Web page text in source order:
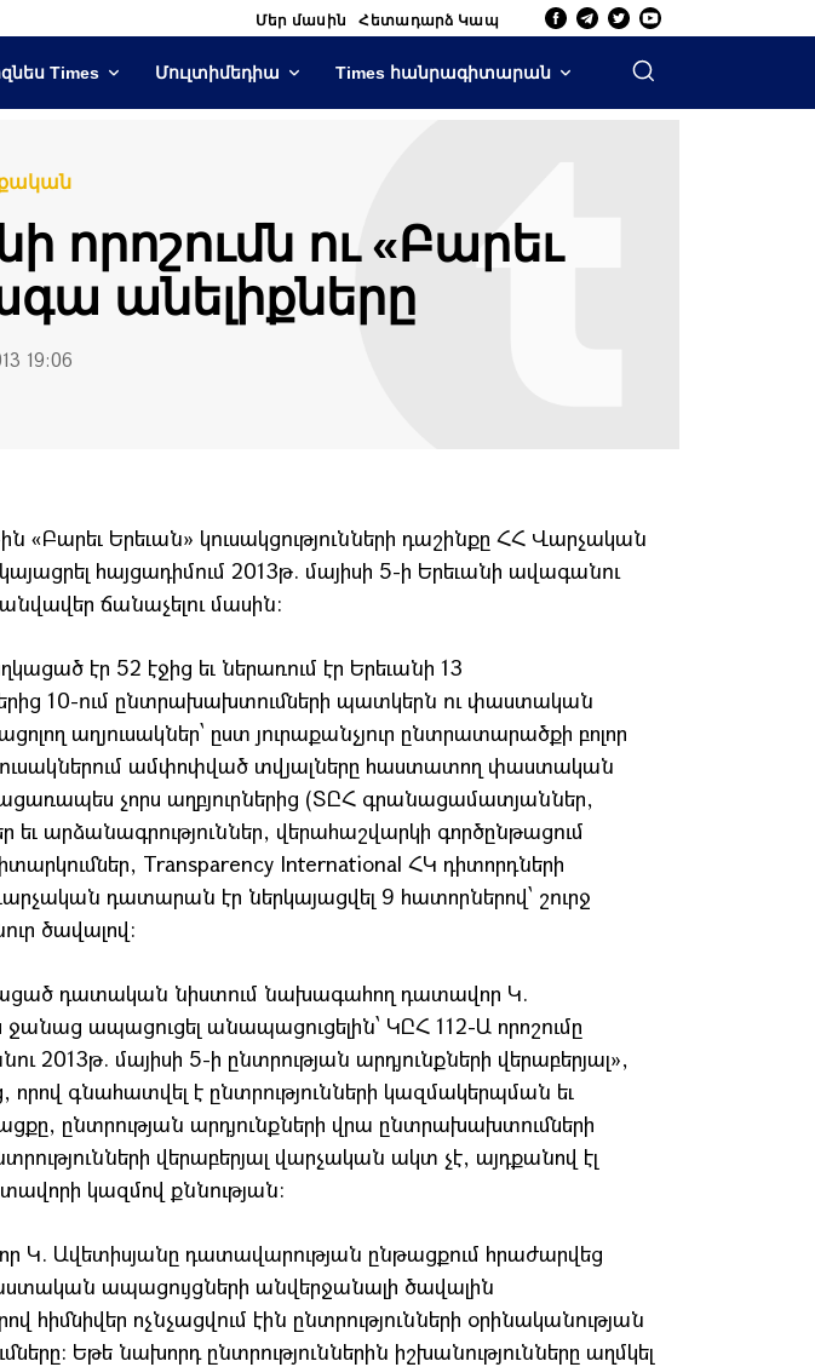
Մեր մասին Հետադարձ Կապ
Times Մուլտիմեդիա Times հանրագիտարան
ու «Բարեւ
անելիքները
19:06
«Բարեւ Երեւան» կուսակցությունների դաշինքը ՀՀ Վարչական
հայցադիմում 2013թ. մայիսի 5-ի Երեւանի ավագանու
անվավեր ճանաչելու մասին:
էր 52 էջից եւ ներառում էր Երեւանի 13
10-ում ընտրախախտումների պատկերն ու փաստական
աղյուսակներ՝ ըստ յուրաքանչյուր ընտրատարածքի բոլոր
ամփոփված տվյալները հաստատող փաստական
չորս աղբյուրներից (ՏԸՀ գրանացամատյաններ,
եւ արձանագրություններ, վերահաշվարկի գործընթացում
Transparency Internatiօnal ՀԿ դիտորդների
դատարան էր ներկայացվել 9 հատորներով՝ շուրջ
ծավալով:
դատական նիստում նախագահող դատավոր Կ.
ապացուցել անապացուցելին՝ ԿԸՀ 112-Ա որոշումը
2013թ. մայիսի 5-ի ընտրության արդյունքների վերաբերյալ»,
որով գնահատվել է ընտրությունների կազմակերպման եւ
ընտրության արդյունքների վրա ընտրախախտումների
վերաբերյալ վարչական ակտ չէ, այդքանով էլ
կազմով քննության:
Կ. Ավետիսյանը դատավարության ընթացքում հրաժարվեց
ապացույցների անվերջանալի ծավալին
հիմնիվեր ոչնչացվում էին ընտրությունների օրինականության
Եթե նախորդ ընտրություններին իշխանությունները աղմկել